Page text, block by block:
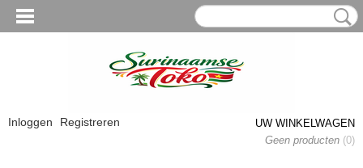
Inloggen Registreren
UW WINKELWAGEN
Geen producten (0)